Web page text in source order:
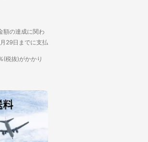
額の達成に関わ
29日までに支払
税抜)がかかり